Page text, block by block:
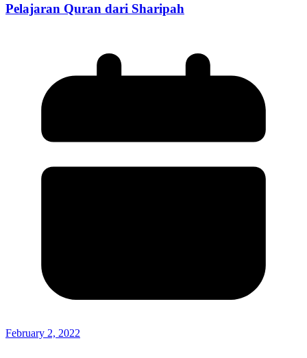
Pelajaran Quran dari Sharipah
February 2, 2022